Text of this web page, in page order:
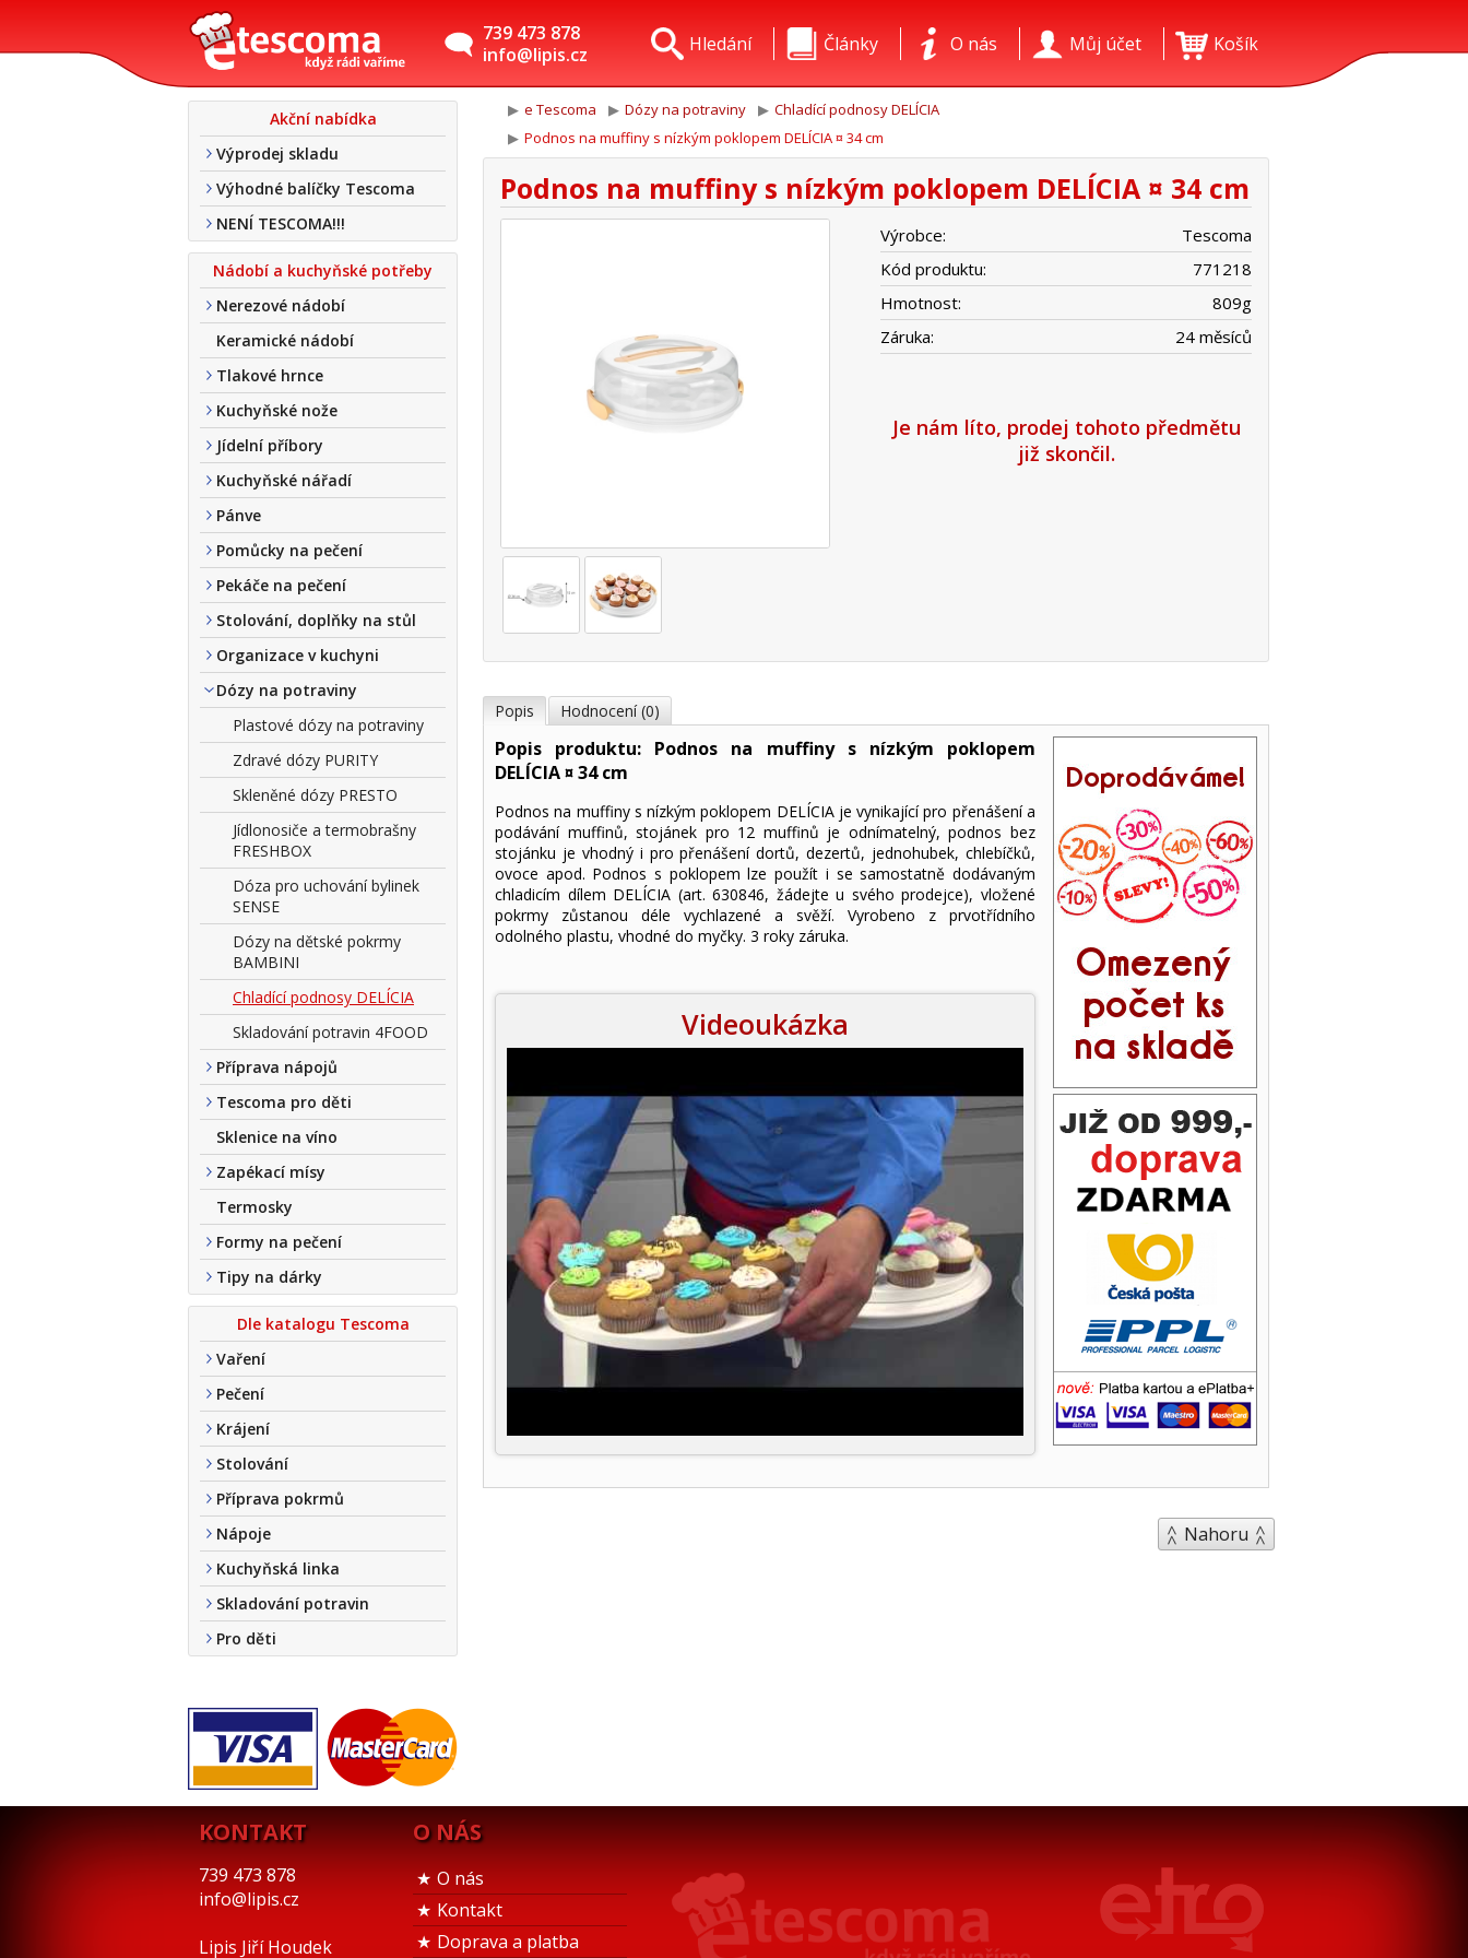
739 473 878
info@lipis.cz
Košík
Můj účet
O nás
Články
Hledání
Akční nabídka
Výprodej skladu
Výhodné balíčky Tescoma
NENÍ TESCOMA!!!
Nádobí a kuchyňské potřeby
Nerezové nádobí
Keramické nádobí
Tlakové hrnce
Kuchyňské nože
Jídelní příbory
Kuchyňské nářadí
Pánve
Pomůcky na pečení
Pekáče na pečení
Stolování, doplňky na stůl
Organizace v kuchyni
Dózy na potraviny
Plastové dózy na potraviny
Zdravé dózy PURITY
Skleněné dózy PRESTO
Jídlonosiče a termobrašny
FRESHBOX
Dóza pro uchování bylinek
SENSE
Dózy na dětské pokrmy
BAMBINI
Chladící podnosy DELÍCIA
Skladování potravin 4FOOD
Příprava nápojů
Tescoma pro děti
Sklenice na víno
Zapékací mísy
Termosky
Formy na pečení
Tipy na dárky
Dle katalogu Tescoma
Vaření
Pečení
Krájení
Stolování
Příprava pokrmů
Nápoje
Kuchyňská linka
Skladování potravin
Pro děti
e Tescoma Dózy na potraviny
Chladící podnosy DELÍCIA
Podnos na muffiny s nízkým poklopem DELÍCIA ¤ 34 cm
Podnos na muffiny s nízkým poklopem DELÍCIA ¤ 34 cm
Výrobce:
Tescoma
Kód produktu:
771218
Hmotnost:
809g
Záruka:
24 měsíců
Je nám líto, prodej tohoto předmětu
již skončil.
Popis Hodnocení (0)
Popis produktu: Podnos na muffiny s nízkým poklopem
DELÍCIA ¤ 34 cm
Podnos na muffiny s nízkým poklopem DELÍCIA je vynikající pro přenášení a
podávání muffinů, stojánek pro 12 muffinů je odnímatelný, podnos bez
stojánku je vhodný i pro přenášení dortů, dezertů, jednohubek, chlebíčků,
ovoce apod. Podnos s poklopem lze použít i se samostatně dodávaným
chladicím dílem DELÍCIA (art. 630846, žádejte u svého prodejce), vložené
pokrmy zůstanou déle vychlazené a svěží. Vyrobeno z prvotřídního
odolného plastu, vhodné do myčky. 3 roky záruka.
Videoukázka
Nahoru
KONTAKT
739 473 878
info@lipis.cz
Lipis Jiří Houdek
O NÁS
O nás
Kontakt
Doprava a platba